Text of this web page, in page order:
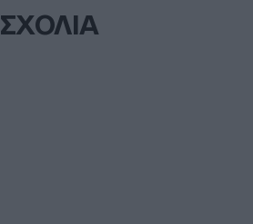
ΣΧΟΛΙΑ